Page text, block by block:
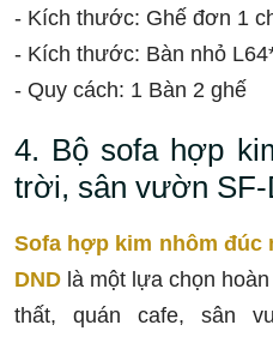
- Kích thước: Ghế đơn 1
- Kích thước: Bàn nhỏ
- Quy cách: 1 Bàn 2 ghế
4. Bộ sofa hợp
trời, sân vườn SF-
Sofa hợp kim nhôm
DND là một lựa chọn
thất, quán cafe, sân